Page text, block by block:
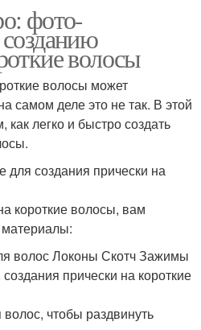
фото-
волосы
волосы может
самом деле это не так. В этой
легко и быстро создать
создания прически на
короткие волосы, вам
волос Локоны Скотч Зажимы
прически на короткие
чтобы раздвинуть